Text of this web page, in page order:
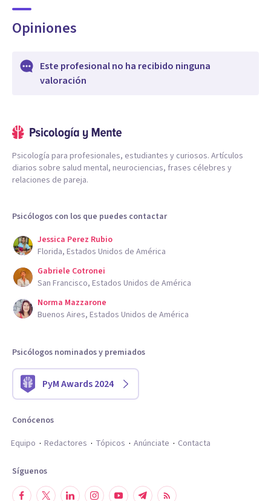
Opiniones
Este profesional no ha recibido ninguna
valoración
Psicología para profesionales, estudiantes y curiosos. Artículos
diarios sobre salud mental, neurociencias, frases célebres y
relaciones de pareja.
Psicólogos con los que puedes contactar
Jessica Perez Rubio
Florida, Estados Unidos de América
Gabriele Cotronei
San Francisco, Estados Unidos de América
Norma Mazzarone
Buenos Aires, Estados Unidos de América
Psicólogos nominados y premiados
PyM Awards 2024
Conócenos
Equipo
Redactores Tópicos Anúnciate Contacta
Síguenos